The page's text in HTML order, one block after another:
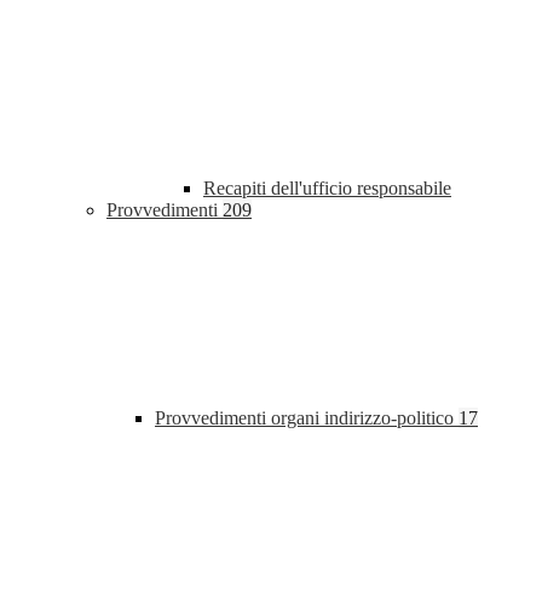
Recapiti dell'ufficio responsabile
Provvedimenti 209
Provvedimenti organi indirizzo-politico 17